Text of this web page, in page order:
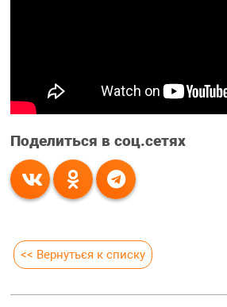
Поделиться в соц.сетях
<< Вернуться к списку